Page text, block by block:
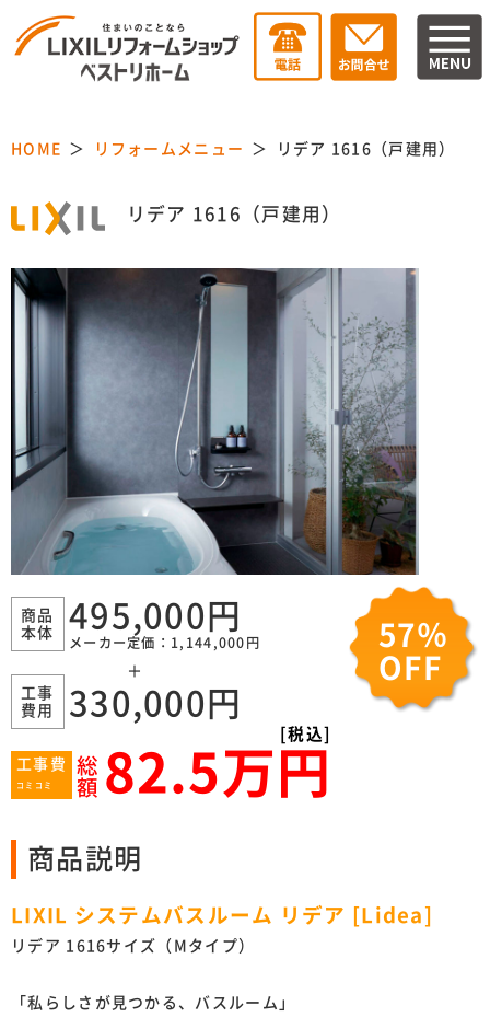
HOME リフォームメニュー リデア 1616（戸建用）
リデア 1616（戸建用）
商品
本体
495,000円
メーカー定価：1,144,000円
＋
工事
費用
330,000円
57％
OFF
工事費
コミコミ
総
額
[税込]
82.5万円
商品説明
LIXIL システムバスルーム リデア [Lidea]
リデア 1616サイズ（Mタイプ）
「私らしさが見つかる、バスルーム」